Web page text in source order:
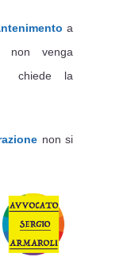
a
venga
chiede la
non si